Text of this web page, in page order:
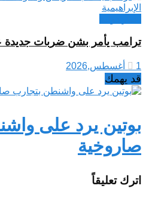
ترامب يأمر بشن ضربات جديدة
1 أغسطس,2026
قد يهمك
بوتين يرد على
صاروخية
اترك تعليقاً